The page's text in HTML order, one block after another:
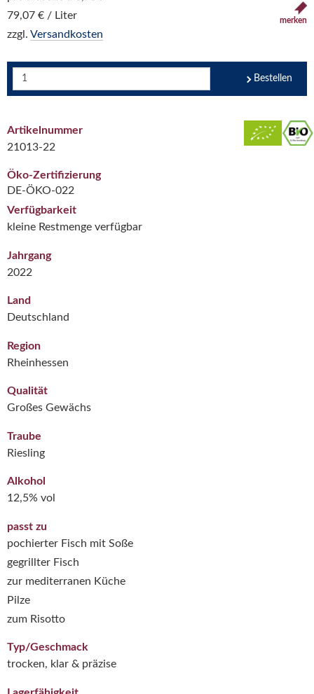
79,07 € / Liter
zzgl. Versandkosten
merken
Bestellen
Artikelnummer
21013-22
Öko-Zertifizierung
DE-ÖKO-022
Verfügbarkeit
kleine Restmenge verfügbar
Jahrgang
2022
Land
Deutschland
Region
Rheinhessen
Qualität
Großes Gewächs
Traube
Riesling
Alkohol
12,5% vol
passt zu
pochierter Fisch mit Soße
gegrillter Fisch
zur mediterranen Küche
Pilze
zum Risotto
Typ/Geschmack
trocken, klar & präzise